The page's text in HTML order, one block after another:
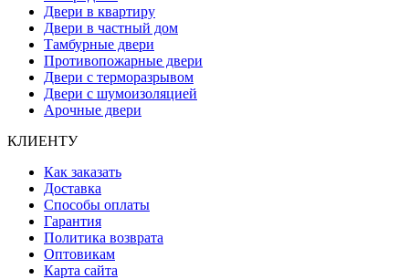
Двери в квартиру
Двери в частный дом
Тамбурные двери
Противопожарные двери
Двери с терморазрывом
Двери с шумоизоляцией
Арочные двери
КЛИЕНТУ
Как заказать
Доставка
Способы оплаты
Гарантия
Политика возврата
Оптовикам
Карта сайта